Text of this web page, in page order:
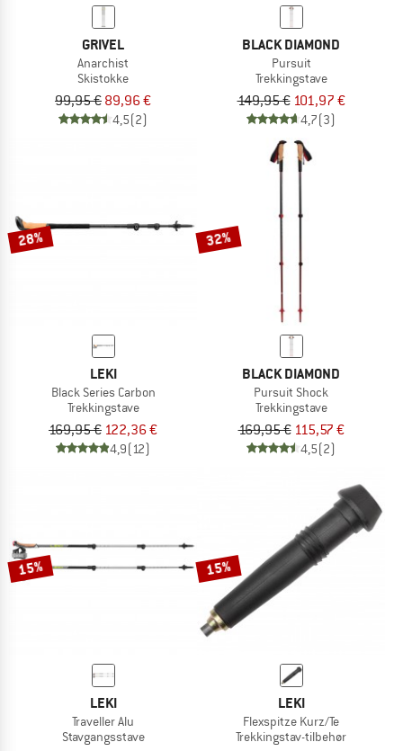
GRIVEL
Anarchist
Skistokke
99,95 € 89,96 €
4,5(2)
BLACK DIAMOND
Pursuit
Trekkingstave
149,95 € 101,97 €
4,7(3)
28%
LEKI
Black Series Carbon
Trekkingstave
169,95 € 122,36 €
4,9(12)
32%
BLACK DIAMOND
Pursuit Shock
Trekkingstave
169,95 € 115,57 €
4,5(2)
15%
LEKI
Traveller Alu
Stavgangsstave
15%
LEKI
Flexspitze Kurz/Te
Trekkingstav-tilbehør